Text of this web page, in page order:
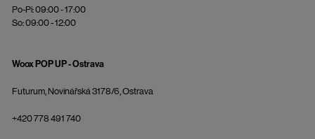
Po-Pi: 09:00 - 17:00
So: 09:00 - 12:00
Woox POP UP - Ostrava
Futurum, Novinářská 3178/6, Ostrava
+420 778 491 740